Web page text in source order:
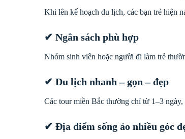
Khi lên kế hoạch du lịch, các bạn trẻ hiện
✔ Ngân sách phù hợp
Nhóm sinh viên hoặc người đi làm trẻ
✔ Du lịch nhanh – gọn – đẹp
Các tour miền Bắc thường chỉ từ 1–3
✔ Địa điểm sống ảo nhiều góc